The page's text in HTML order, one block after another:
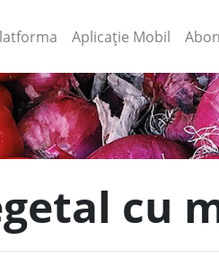
(current)
Aplicație Mobil
cu